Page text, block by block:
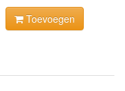
Toevoegen